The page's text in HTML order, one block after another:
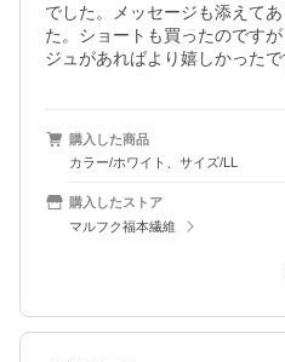
でした。メッセージも添えて
た。ショートも買ったのです
ジュがあればより嬉しかった
購入した商品
カラー/ホワイト、サイズ/LL
購入したストア
マルフク福本繊維